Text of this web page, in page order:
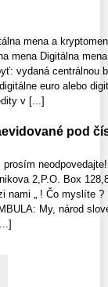
mena a
mena Digitálna
vydaná centrálnou
euro alebo
v [...]
pod
2,P.O. Box
nami „ ! Čo myslíte
My, národ